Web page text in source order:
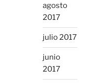
agosto
2017
julio 2017
junio
2017